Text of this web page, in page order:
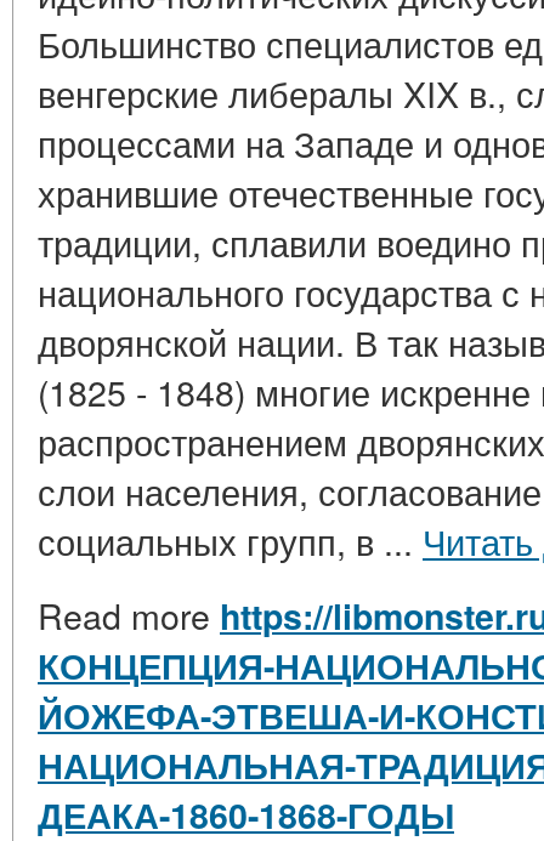
Большинство специалистов
венгерские либералы XIX в.,
процессами на Западе и
хранившие отечественные
традиции, сплавили воедино
национального государства
дворянской нации. В так
(1825 - 1848) многие
распространением
слои населения,
социальных групп, в ...
Read more https://
КОНЦЕПЦИЯ-
ЙОЖЕФА-ЭТВЕША-И-
НАЦИОНАЛЬНАЯ-
ДЕАКА-1860-1868-ГОДЫ